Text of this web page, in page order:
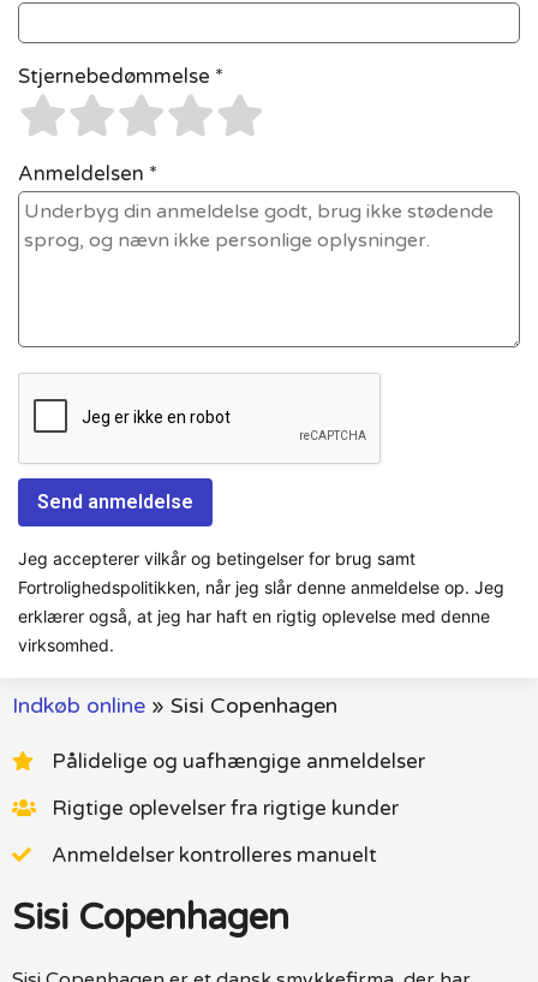
Stjernebedømmelse *
Anmeldelsen *
Jeg accepterer vilkår og betingelser for brug samt
Fortrolighedspolitikken, når jeg slår denne anmeldelse op. Jeg
erklærer også, at jeg har haft en rigtig oplevelse med denne
virksomhed.
Indkøb online » Sisi Copenhagen
Pålidelige og uafhængige anmeldelser
Rigtige oplevelser fra rigtige kunder
Anmeldelser kontrolleres manuelt
Sisi Copenhagen